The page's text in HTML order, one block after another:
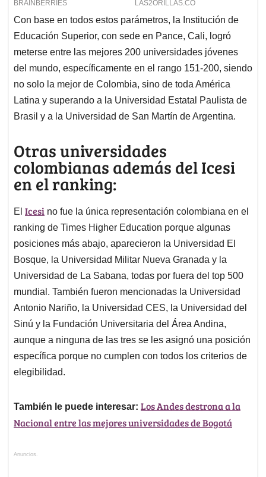
Con base en todos estos parámetros, la Institución de
Educación Superior, con sede en Pance, Cali, logró
meterse entre las mejores 200 universidades jóvenes
del mundo, específicamente en el rango 151-200, siendo
no solo la mejor de Colombia, sino de toda América
Latina y superando a la Universidad Estatal Paulista de
Brasil y a la Universidad de San Martín de Argentina.
Otras universidades
colombianas además del Icesi
en el ranking:
El Icesi no fue la única representación colombiana en el
ranking de Times Higher Education porque algunas
posiciones más abajo, aparecieron la Universidad El
Bosque, la Universidad Militar Nueva Granada y la
Universidad de La Sabana, todas por fuera del top 500
mundial. También fueron mencionadas la Universidad
Antonio Nariño, la Universidad CES, la Universidad del
Sinú y la Fundación Universitaria del Área Andina,
aunque a ninguna de las tres se les asignó una posición
específica porque no cumplen con todos los criterios de
elegibilidad.
También le puede interesar: Los Andes destrona a la
Nacional entre las mejores universidades de Bogotá
Anuncios.